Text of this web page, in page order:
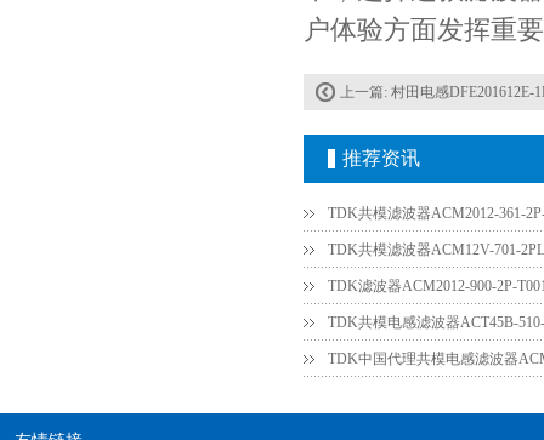
户体验方面发挥重
上一篇: 村田电感DFE201612E-
推荐资讯
TDK共模滤波器ACM2012-361-
TDK共模滤波器ACM12V-701-
TDK滤波器ACM2012-900-2P-
TDK共模电感滤波器ACT45B-